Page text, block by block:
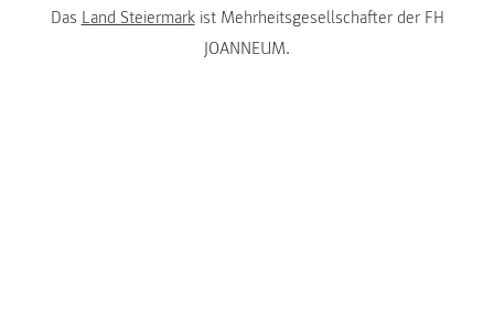
Das Land Steiermarkist Mehrheitsgesellschafter der FH
JOANNEUM.